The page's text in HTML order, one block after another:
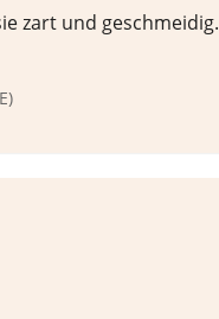
zart und geschmeidig.